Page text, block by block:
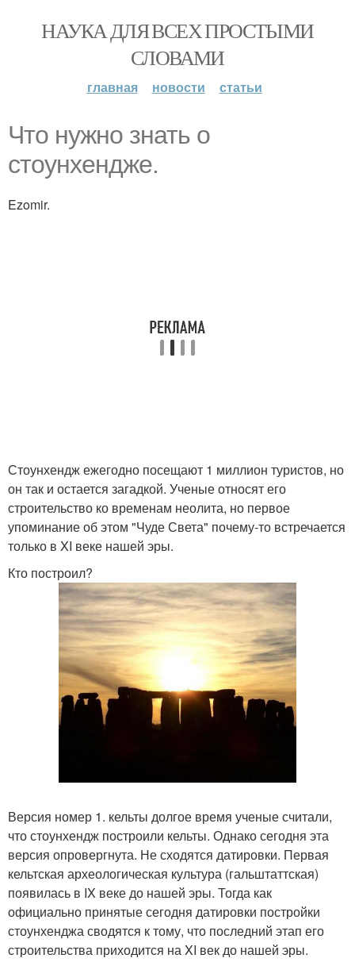
НАУКА ДЛЯ ВСЕХ ПРОСТЫМИ
СЛОВАМИ
главная новости статьи
Что нужно знать о
стоунхендже.
Ezomir.
Стоунхендж ежегодно посещают 1 миллион туристов, но
он так и остается загадкой. Ученые относят его
строительство ко временам неолита, но первое
упоминание об этом "Чуде Света" почему-то встречается
только в XI веке нашей эры.
Кто построил?
Версия номер 1. кельты долгое время ученые считали,
что стоунхендж построили кельты. Однако сегодня эта
версия опровергнута. Не сходятся датировки. Первая
кельтская археологическая культура (гальштаттская)
появилась в IX веке до нашей эры. Тогда как
официально принятые сегодня датировки постройки
стоунхенджа сводятся к тому, что последний этап его
строительства приходится на XI век до нашей эры.